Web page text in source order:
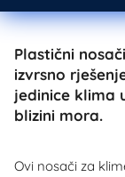
Plastični
izvrsno
jedinice klima
blizini mora.
Ovi nosači za